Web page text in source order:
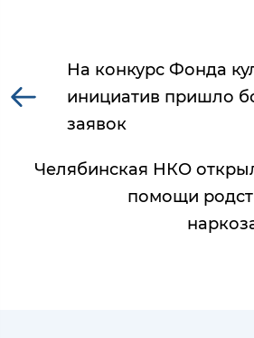
На конкурс Фонда
инициатив пришло
заявок
Челябинская НКО
помощи